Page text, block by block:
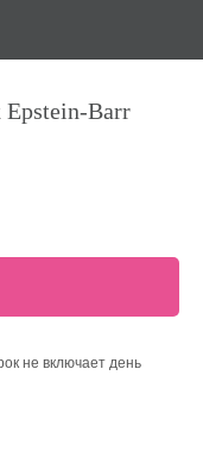
Epstein-Barr
не включает день